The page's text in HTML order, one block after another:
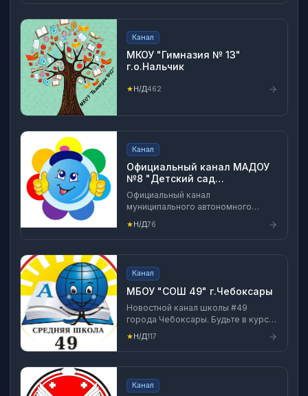
Пензенской области адрес
электронный почты:
admslavkino@yandex.ru почтовый
адрес: 442813 Пензенская
область, Малосердобинский
район,с. Старое Славкино, ул.
Канал
МКОУ "Гимназия № 13"
г.о.Нальчик
★Н/Д462
Канал
Официальный канал МАДОУ
№8 "Детский сад
общеразвивающего вида"
Официальный канал
муниципального автономного
дошкольного образовательного
учреждения №8 "Детский сад
общеразвивающего вида с
приоритетным осуществлением
деятельности по физическому
направлению развития
воспитанников "
★Н/Д76
Канал
МБОУ "СОШ 49" г.Чебоксары
Новостной канал школы #49
города Чебоксары. Будьте в курсе
наших событий!
#СОШ49Чебоксары
★Н/Д117
Канал